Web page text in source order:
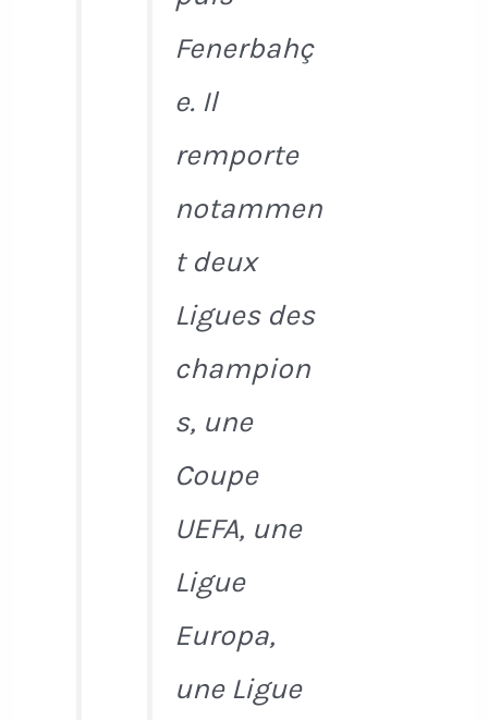
Fenerbahç
e. Il
remporte
notammen
t deux
Ligues des
champion
s, une
Coupe
UEFA, une
Ligue
Europa,
une Ligue